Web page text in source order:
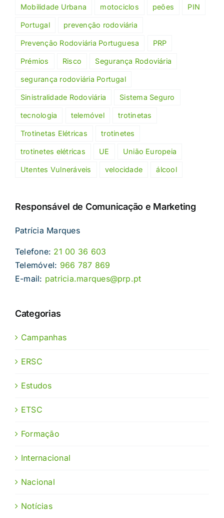
Mobilidade Urbana motociclos peões PIN
Portugal prevenção rodoviária
Prevenção Rodoviária Portuguesa PRP
Prémios Risco Segurança Rodoviária
segurança rodoviária Portugal
Sinistralidade Rodoviária Sistema Seguro
tecnologia telemóvel trotinetas
Trotinetas Elétricas trotinetes
trotinetes elétricas UE União Europeia
Utentes Vulneráveis velocidade álcool
Responsável de Comunicação e Marketing
Patrícia Marques
Telefone: 21 00 36 603
Telemóvel: 966 787 869
E-mail: patricia.marques@prp.pt
Categorias
Campanhas
ERSC
Estudos
ETSC
Formação
Internacional
Nacional
Notícias